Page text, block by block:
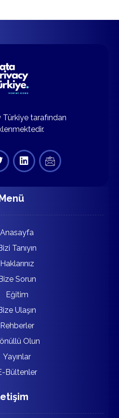
tarafından
Anasayfa
Tanıyın
Haklarınız
Bize Sorun
Eğitim
Ulaşın
Rehberler
Olun
Yayınlar
Bültenler